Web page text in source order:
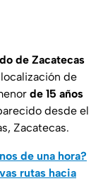
de Zacatecas
de
de 15 años
desde el
Zacatecas.
de una hora?
rutas hacia